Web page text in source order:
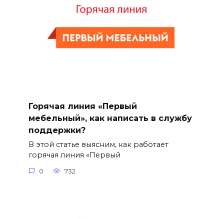
Горячая линия «Первый
мебельный», как написать в службу
поддержки?
В этой статье выясним, как работает
горячая линия «Первый
0 732